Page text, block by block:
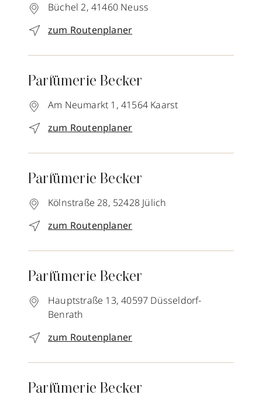
Büchel 2, 41460 Neuss
zum Routenplaner
Parfümerie Becker
Am Neumarkt 1, 41564 Kaarst
zum Routenplaner
Parfümerie Becker
Kölnstraße 28, 52428 Jülich
zum Routenplaner
Parfümerie Becker
Hauptstraße 13, 40597 Düsseldorf-
Benrath
zum Routenplaner
Parfümerie Becker